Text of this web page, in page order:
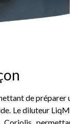
de préparer
Le diluteur